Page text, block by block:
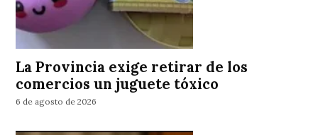
La Provincia exige retirar de los
comercios un juguete tóxico
6 de agosto de 2026